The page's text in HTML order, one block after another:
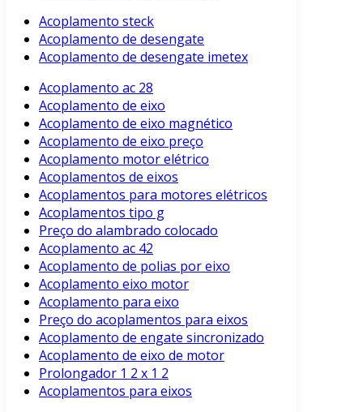
Acoplamento steck
Acoplamento de desengate
Acoplamento de desengate imetex
Acoplamento ac 28
Acoplamento de eixo
Acoplamento de eixo magnético
Acoplamento de eixo preço
Acoplamento motor elétrico
Acoplamentos de eixos
Acoplamentos para motores elétricos
Acoplamentos tipo g
Preço do alambrado colocado
Acoplamento ac 42
Acoplamento de polias por eixo
Acoplamento eixo motor
Acoplamento para eixo
Preço do acoplamentos para eixos
Acoplamento de engate sincronizado
Acoplamento de eixo de motor
Prolongador 1 2 x 1 2
Acoplamentos para eixos